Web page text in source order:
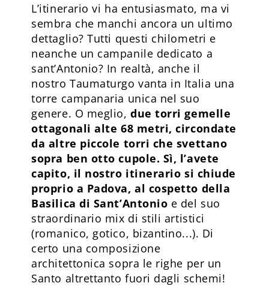
L’itinerario vi ha entusiasmato, ma vi
sembra che manchi ancora un ultimo
dettaglio? Tutti questi chilometri e
neanche un campanile dedicato a
sant’Antonio? In realtà, anche il
nostro Taumaturgo vanta in Italia una
torre campanaria unica nel suo
genere. O meglio,due torri gemelle
ottagonali alte 68 metri, circondate
da altre piccole torri che svettano
sopra ben otto cupole. Sì, l’avete
capito, il nostro itinerario si chiude
proprio a Padova, al cospetto della
Basilica di Sant’Antonio e del suo
straordinario mix di stili artistici
(romanico, gotico, bizantino...). Di
certo una composizione
architettonica sopra le righe per un
Santo altrettanto fuori dagli schemi!